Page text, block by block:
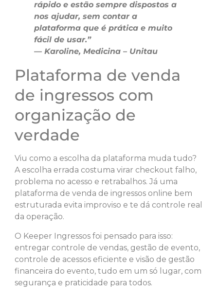
rápido e estão sempre dispostos a
nos ajudar, sem contar a
plataforma que é prática e muito
fácil de usar.”
— Karoline, Medicina – Unitau
Plataforma de venda
de ingressos com
organização de
verdade
Viu como a escolha da plataforma muda tudo?
A escolha errada costuma virar checkout falho,
problema no acesso e retrabalhos. Já uma
plataforma de venda de ingressos online bem
estruturada evita improviso e te dá controle real
da operação.
O Keeper Ingressos foi pensado para isso:
entregar controle de vendas, gestão de evento,
controle de acessos eficiente e visão de gestão
financeira do evento, tudo em um só lugar, com
segurança e praticidade para todos.